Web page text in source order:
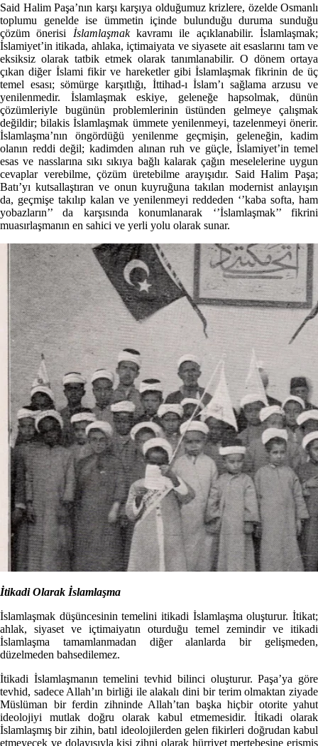
Said Halim Paşa’nın karşı karşıya olduğumuz krizlere, özelde Osmanlı
toplumu genelde ise ümmetin içinde bulunduğu duruma sunduğu
çözüm önerisi İslamlaşmakkavramı ile açıklanabilir. İslamlaşmak;
İslamiyet’in itikada, ahlaka, içtimaiyata ve siyasete ait esaslarını tam ve
eksiksiz olarak tatbik etmek olarak tanımlanabilir. O dönem ortaya
çıkan diğer İslami fikir ve hareketler gibi İslamlaşmak fikrinin de üç
temel esası; sömürge karşıtlığı, İttihad-ı İslam’ı sağlama arzusu ve
yenilenmedir. İslamlaşmak eskiye, geleneğe hapsolmak, dünün
çözümleriyle bugünün problemlerinin üstünden gelmeye çalışmak
değildir; bilakis İslamlaşmak ümmete yenilenmeyi, tazelenmeyi önerir.
İslamlaşma’nın öngördüğü yenilenme geçmişin, geleneğin, kadim
olanın reddi değil; kadimden alınan ruh ve güçle, İslamiyet’in temel
esas ve nasslarına sıkı sıkıya bağlı kalarak çağın meselelerine uygun
cevaplar verebilme, çözüm üretebilme arayışıdır. Said Halim Paşa;
Batı’yı kutsallaştıran ve onun kuyruğuna takılan modernist anlayışın
da, geçmişe takılıp kalan ve yenilenmeyi reddeden ‘’kaba softa, ham
yobazların’’ da karşısında konumlanarak ‘’İslamlaşmak’’ fikrini
muasırlaşmanın en sahici ve yerli yolu olarak sunar.
İtikadi Olarak İslamlaşma
İslamlaşmak düşüncesinin temelini itikadi İslamlaşma oluşturur. İtikat;
ahlak, siyaset ve içtimaiyatın oturduğu temel zemindir ve itikadi
İslamlaşma tamamlanmadan diğer alanlarda bir gelişmeden,
düzelmeden bahsedilemez.
İtikadi İslamlaşmanın temelini tevhid bilinci oluşturur. Paşa’ya göre
tevhid, sadece Allah’ın birliği ile alakalı dini bir terim olmaktan ziyade
Müslüman bir ferdin zihninde Allah’tan başka hiçbir otorite yahut
ideolojiyi mutlak doğru olarak kabul etmemesidir. İtikadi olarak
İslamlaşmış bir zihin, batıl ideolojilerden gelen fikirleri doğrudan kabul
etmeyecek ve dolayısıyla kişi zihni olarak hürriyet mertebesine erişmiş